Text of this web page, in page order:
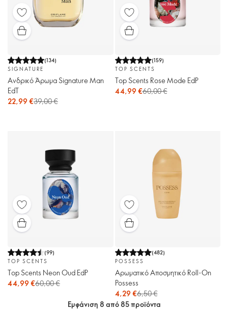
(134)
SIGNATURE
Ανδρικό Άρωμα Signature Man
EdT
22,99 €39,00 €
(159)
TOP SCENTS
Top Scents Rose Mode EdP
44,99 €60,00 €
(99)
TOP SCENTS
Top Scents Neon Oud EdP
44,99 €60,00 €
(482)
POSSESS
Αρωματικό Αποσμητικό Roll-On
Possess
4,29 €6,50 €
Εμφάνιση 8 από 85 προϊόντα